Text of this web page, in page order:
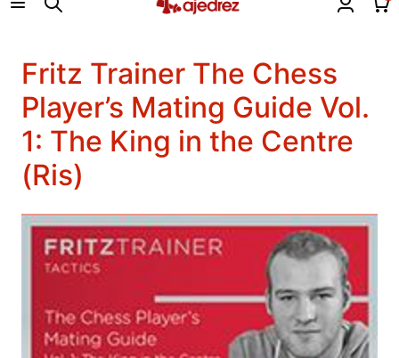
Fritz Trainer The Chess
Player’s Mating Guide Vol.
1: The King in the Centre
(Ris)